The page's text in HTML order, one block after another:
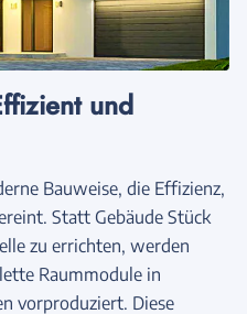
und
Bauweise, die Effizienz,
Statt Gebäude Stück
zu errichten, werden
Raummodule in
vorproduziert. Diese